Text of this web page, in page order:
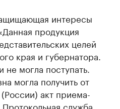
интересы
продукция
целей
края и губернатора.
могла поступать.
могла получить от
акт приема-
служба